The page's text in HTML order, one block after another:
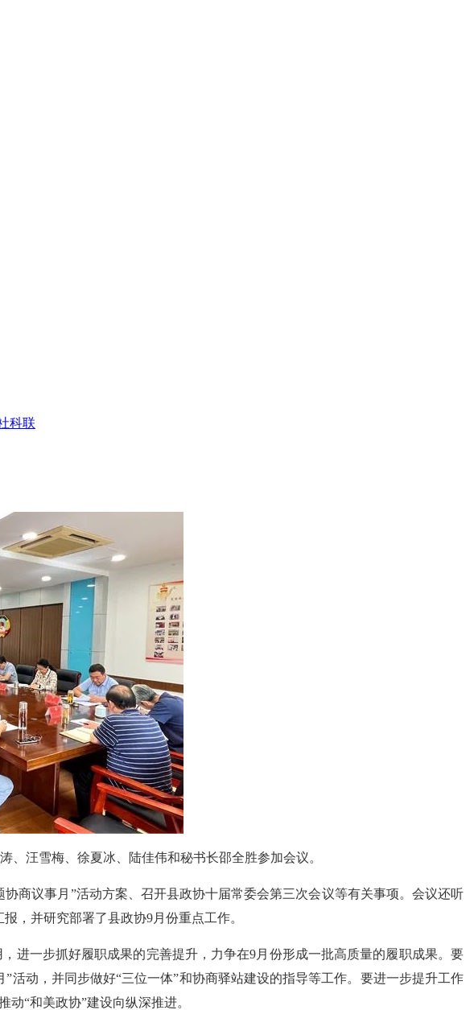
科联
汪雪梅、徐夏冰、陆佳伟和秘书长邵全胜参加会议。
商议事月”活动方案、召开县政协十届常委会第三次会议等有关事项。会议还听
，并研究部署了县政协9月份重点工作。
进一步抓好履职成果的完善提升，力争在9月份形成一批高质量的履职成果。要
活动，并同步做好“三位一体”和协商驿站建设的指导等工作。要进一步提升工作
“和美政协”建设向纵深推进。